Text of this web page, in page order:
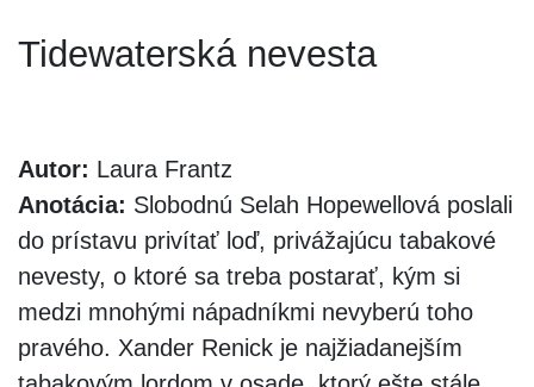
Tidewaterská nevesta
Autor: Laura Frantz
Anotácia: Slobodnú Selah Hopewellová poslali
do prístavu privítať loď, privážajúcu tabakové
nevesty, o ktoré sa treba postarať, kým si
medzi mnohými nápadníkmi nevyberú toho
pravého. Xander Renick je najžiadanejším